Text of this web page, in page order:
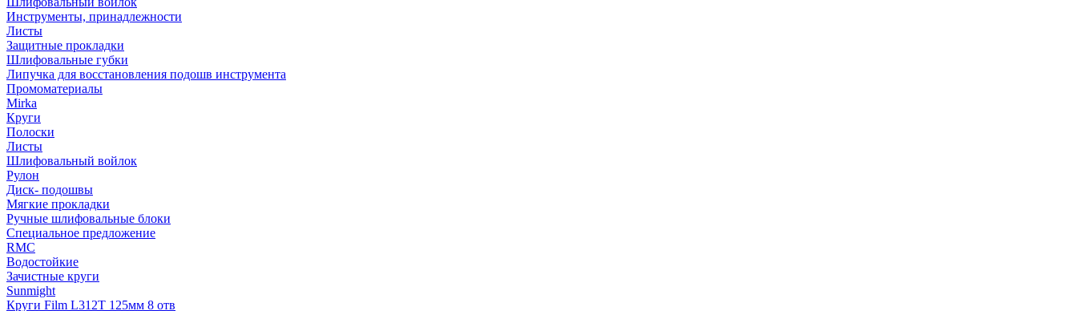
Инструменты, принадлежности
Листы
Защитные прокладки
Шлифовальные губки
Липучка для восстановления подошв инструмента
Промоматериалы
Mirka
Круги
Полоски
Листы
Шлифовальный войлок
Рулон
Диск- подошвы
Мягкие прокладки
Ручные шлифовальные блоки
Специальное предложение
RMC
Водостойкие
Зачистные круги
Sunmight
Круги Film L312T 125мм 8 отв